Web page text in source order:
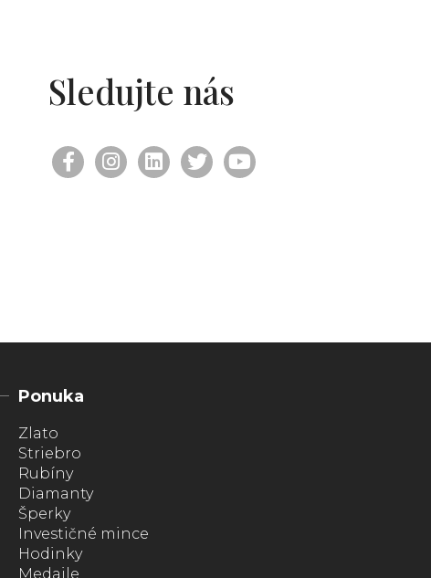
Sledujte nás
Ponuka
Zlato
Striebro
Rubíny
Diamanty
Šperky
Investičné mince
Hodinky
Medaile